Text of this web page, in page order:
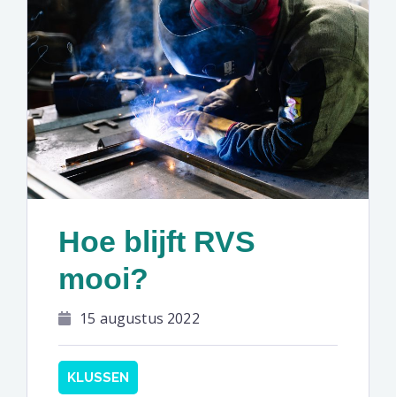
Hoe blijft RVS
mooi?
15 augustus 2022
KLUSSEN